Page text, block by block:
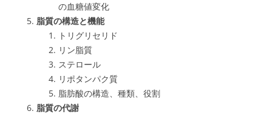
の血糖値変化
脂質の構造と機能
トリグリセリド
リン脂質
ステロール
リポタンパク質
脂肪酸の構造、種類、役割
脂質の代謝